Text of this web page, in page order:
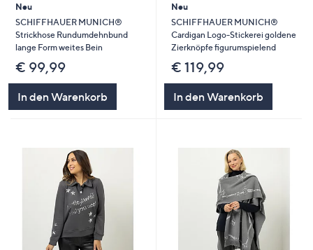
Neu
SCHIFFHAUER MUNICH®
Strickhose Rundumdehnbund
lange Form weites Bein
€ 99,99
In den Warenkorb
Neu
SCHIFFHAUER MUNICH®
Cardigan Logo-Stickerei goldene
Zierknöpfe figurumspielend
€ 119,99
In den Warenkorb